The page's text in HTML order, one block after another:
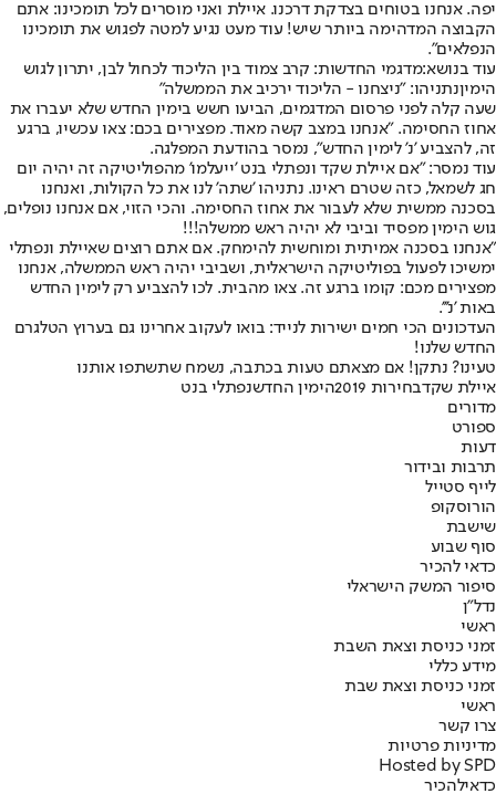
יפה. אנחנו בטוחים בצדקת דרכנו. איילת ואני מוסרים לכל תומכינו: אתם
הקבוצה המדהימה ביותר שיש! עוד מעט נגיע למטה לפגוש את תומכינו
הנפלאים".
עוד בנושא:מדגמי החדשות: קרב צמוד בין הליכוד לכחול לבן, יתרון לגוש
הימיןנתניהו: "ניצחנו - הליכוד ירכיב את הממשלה"
שעה קלה לפני פרסום המדגמים, הביעו חשש בימין החדש שלא יעברו את
אחוז החסימה. "אנחנו במצב קשה מאוד. מפצירים בכם: צאו עכשיו, ברגע
זה, להצביע 'נ' לימין החדש", נמסר בהודעת המפלגה.
עוד נמסר: "אם איילת שקד ונפתלי בנט 'ייעלמו' מהפוליטיקה זה יהיה יום
חג לשמאל, כזה שטרם ראינו. נתניהו 'שתה' לנו את כל הקולות, ואנחנו
בסכנה ממשית שלא לעבור את אחוז החסימה. והכי הזוי, אם אנחנו נופלים,
גוש הימין מפסיד וביבי לא יהיה ראש ממשלה!!!
"אנחנו בסכנה אמיתית ומוחשית להימחק. אם אתם רוצים שאיילת ונפתלי
ימשיכו לפעול בפוליטיקה הישראלית, ושביבי יהיה ראש הממשלה, אנחנו
מפצירים מכם: קומו ברגע זה. צאו מהבית. לכו להצביע רק לימין החדש
באות 'נ'''.
העדכונים הכי חמים ישירות לנייד: בואו לעקוב אחרינו גם בערוץ הטלגרם
החדש שלנו!
טעינו? נתקן! אם מצאתם טעות בכתבה, נשמח שתשתפו אותנו
איילת שקדבחירות 2019 הימין החדשנפתלי בנט
מדורים
ספורט
דעות
תרבות ובידור
לייף סטייל
הורוסקופ
שישבת
סוף שבוע
כדאי להכיר
סיפור המשק הישראלי
נדל"ן
ראשי
זמני כניסת וצאת השבת
מידע כללי
זמני כניסת וצאת שבת
ראשי
צרו קשר
מדיניות פרטיות
Hosted by SPD
כדאילהכיר